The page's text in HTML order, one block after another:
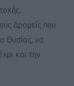
Δρομείς που
Θυσίας, να
και την